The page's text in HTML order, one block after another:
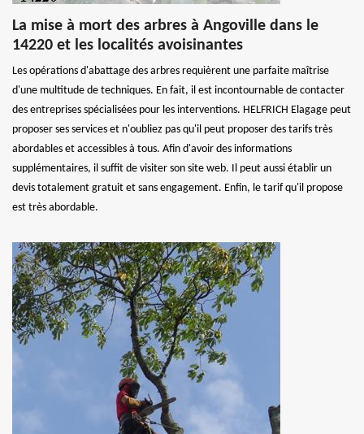
La mise à mort des arbres à Angoville dans le
14220 et les localités avoisinantes
Les opérations d'abattage des arbres requièrent une parfaite maîtrise
d'une multitude de techniques. En fait, il est incontournable de contacter
des entreprises spécialisées pour les interventions. HELFRICH Elagage peut
proposer ses services et n'oubliez pas qu'il peut proposer des tarifs très
abordables et accessibles à tous. Afin d'avoir des informations
supplémentaires, il suffit de visiter son site web. Il peut aussi établir un
devis totalement gratuit et sans engagement. Enfin, le tarif qu'il propose
est très abordable.